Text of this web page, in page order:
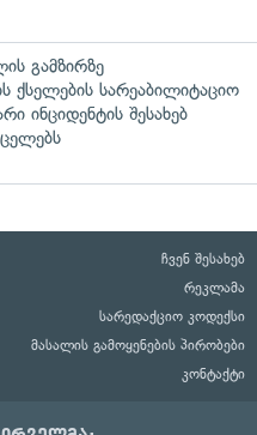
გამზირზე
ქსელების სარეაბილიტაციო
ინციდენტის შესახებ
ჩვენ შესახებ
რეკლამა
სარედაქციო კოდექსი
მასალის გამოყენების პირობები
კონტაქტი